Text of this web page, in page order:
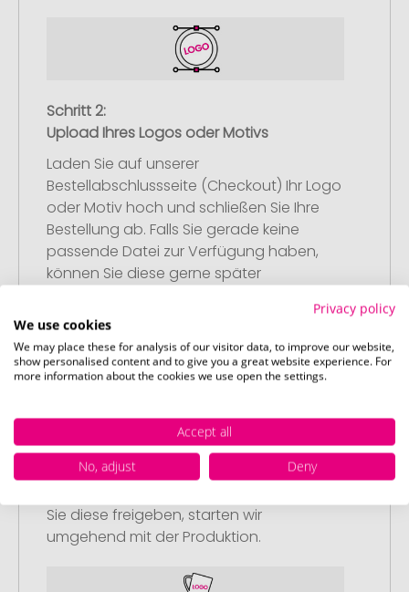
Schritt 2:
Upload Ihres Logos oder Motivs
Laden Sie auf unserer
Bestellabschlussseite (Checkout) Ihr Logo
oder Motiv hoch und schließen Sie Ihre
Bestellung ab. Falls Sie gerade keine
passende Datei zur Verfügung haben,
können Sie diese gerne später
Schritt 3:
Artikelvorschau und Freigabe
Sie erhalten von uns eine kostenlose
Sie diese freigeben, starten wir
umgehend mit der Produktion.
Privacy policy
We use cookies
We may place these for analysis of our visitor data, to improve our website,
show personalised content and to give you a great website experience. For
more information about the cookies we use open the settings.
Accept all
No, adjust
Deny